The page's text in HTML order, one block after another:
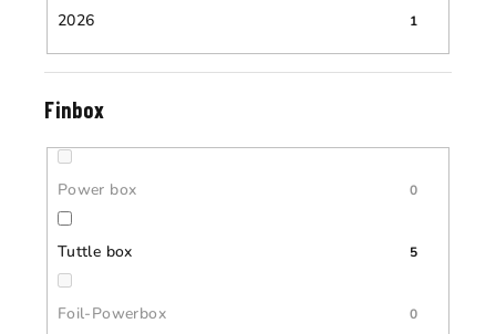
2026 1
Finbox
Power box 0
Tuttle box 5
Foil-Powerbox 0